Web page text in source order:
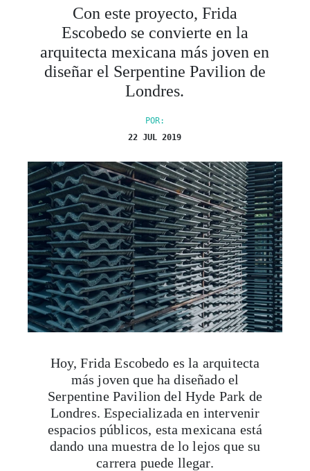
Con este proyecto, Frida
Escobedo se convierte en la
arquitecta mexicana más joven en
diseñar el Serpentine Pavilion de
Londres.
POR:
22 JUL 2019
Hoy, Frida Escobedo es la arquitecta
más joven que ha diseñado el
Serpentine Pavilion del Hyde Park de
Londres. Especializada en intervenir
espacios públicos, esta mexicana está
dando una muestra de lo lejos que su
carrera puede llegar.